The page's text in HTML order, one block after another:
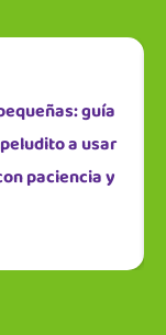
guía
a usar
paciencia y